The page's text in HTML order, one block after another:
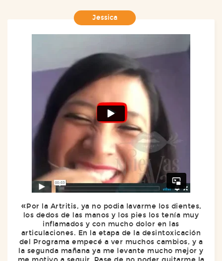
Jessica
Por la Artritis, ya no podia lavarme los dientes,
los dedos de las manos y los pies los tenía muy
inflamados y con mucho dolor en las
articulaciones. En la etapa de la desintoxicación
del Programa empecé a ver muchos cambios, y a
la segunda mañana ya me levante mucho mejor y